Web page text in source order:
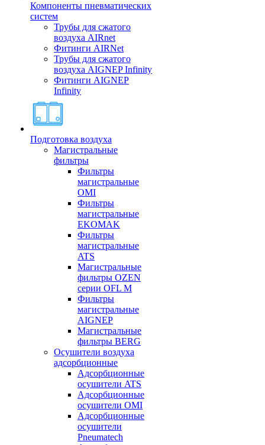
Компоненты пневматических
систем
Трубы для сжатого
воздуха AIRnet
Фитинги AIRNet
Трубы для сжатого
воздуха AIGNEP Infinity
Фитинги AIGNEP
Infinity
Подготовка воздуха
Магистральные
фильтры
Фильтры
магистральные
OMI
Фильтры
магистральные
EKOMAK
Фильтры
магистральные
ATS
Магистральные
фильтры OZEN
серии OFL M
Фильтры
магистральные
AIGNEP
Магистральные
фильтры BERG
Осушители воздуха
адсорбционные
Адсорбционные
осушители ATS
Адсорбционные
осушители OMI
Адсорбционные
осушители
Pneumatech